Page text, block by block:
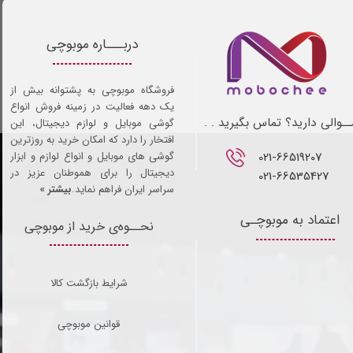
021-66519207​​​​​​​
021-66535427
دارید؟ تماس بگیرید . .
نحــوه‌ی خرید از موبوچی
شرایط بازگشت کالا
قوانین موبوچی
اعتماد به موبوچـی
دربـــاره موبوچی
فروشگاه موبوچی به پشتوانه بیش از
یک دهه فعالیت در زمینه فروش انواع
گوشی موبایل و لوازم دیجیتال، این
افتخار را دارد که امکان خرید به روزترین
گوشی های موبایل و انواع لوازم و ابزار
دیجیتال را برای هموطنان عزیز در
سراسر ایران فراهم نماید.بیشتر »